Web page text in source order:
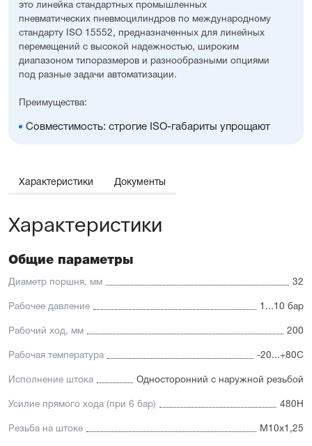
это линейка стандартных промышленных
пневматических пневмоцилиндров по международному
стандарту ISO 15552, предназначенных для линейных
перемещений с высокой надежностью, широким
диапазоном типоразмеров и разнообразными опциями
под разные задачи автоматизации.
Преимущества:
Совместимость: строгие ISO-габариты упрощают
возможность изготовления с нестандартными
Доступность: сбалансированное соотношение
поставки
Отличительные черты:
Корпус изготовлен из легкого и прочного алюминия,
покрытого элоксаловым покрытием, препятствующим
коррозии
Шток изготавливается
из нержавеющей или хромированной стали, подходит
Уплотнение — полиуретан (PU) с возможностью
диапазоном (FKM/Viton). А также дополнительное
частицы в полость цилиндра
Характеристики Документы
Характеристики
Общие параметры
Диаметр поршня, мм 32
Рабочее давление 1...10 бар
Рабочий ход, мм 200
Рабочая температура -20...+80С
Исполнение штока Односторонний с наружной резьбой
Усилие прямого хода (при 6 бар) 480Н
Резьба на штоке М10х1,25